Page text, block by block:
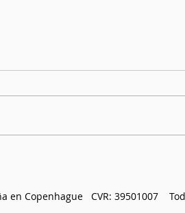
en Copenhague CVR: 39501007